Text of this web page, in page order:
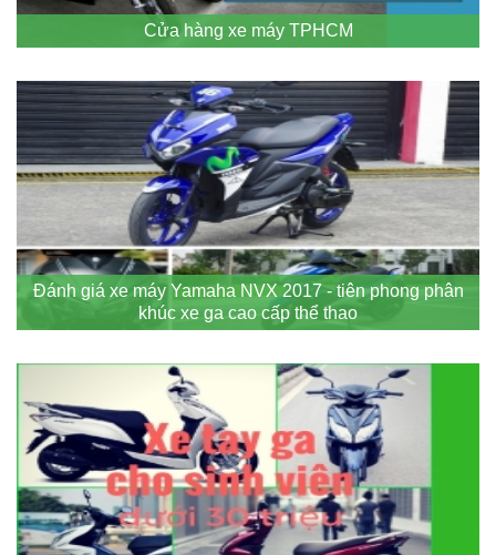
Cửa hàng xe máy TPHCM
Đánh giá xe máy Yamaha NVX 2017 - tiên phong phân
khúc xe ga cao cấp thể thao